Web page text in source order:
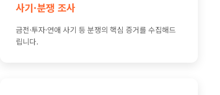
사기·분쟁 조사
금전·투자·연애 사기 등 분쟁의 핵심 증거를 수집해드
립니다.